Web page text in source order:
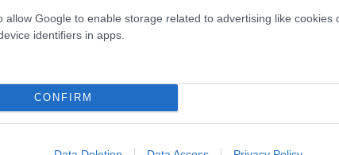
allow Google to enable storage related to advertising like cookies
identifiers in apps.
CONFIRM
του ΜέΡΑ25 και τόνισε πως είναι στο
μέσα κι έξω από την Βουλή για να
Flash.grστην αναζήτηση της